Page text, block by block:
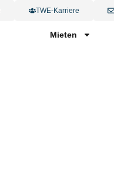
TWE-Karriere
Mieten